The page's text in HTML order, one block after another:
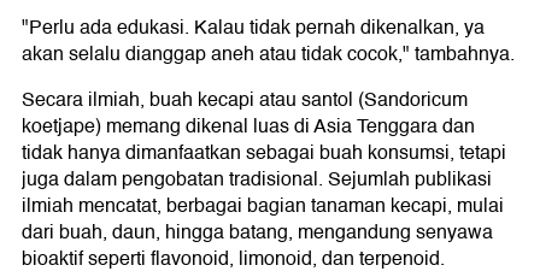
"Perlu ada edukasi. Kalau tidak pernah dikenalkan, ya
akan selalu dianggap aneh atau tidak cocok," tambahnya.
Secara ilmiah, buah kecapi atau santol (Sandoricum
koetjape) memang dikenal luas di Asia Tenggara dan
tidak hanya dimanfaatkan sebagai buah konsumsi, tetapi
juga dalam pengobatan tradisional. Sejumlah publikasi
ilmiah mencatat, berbagai bagian tanaman kecapi, mulai
dari buah, daun, hingga batang, mengandung senyawa
bioaktif seperti flavonoid, limonoid, dan terpenoid.